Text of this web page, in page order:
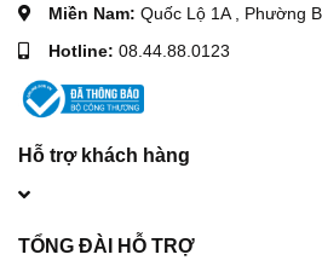
Miền Nam: Quốc Lộ 1A , Phường
Hotline: 08.44.88.0123
Hỗ trợ khách hàng
TỔNG ĐÀI HỖ TRỢ